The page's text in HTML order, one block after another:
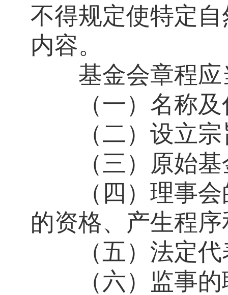
不得规定使特定
内容。
基金会章程应
（一）名称及
（二）设立宗
（三）原始基
（四）理事会
的资格、产生程
（五）法定代
（六）监事的